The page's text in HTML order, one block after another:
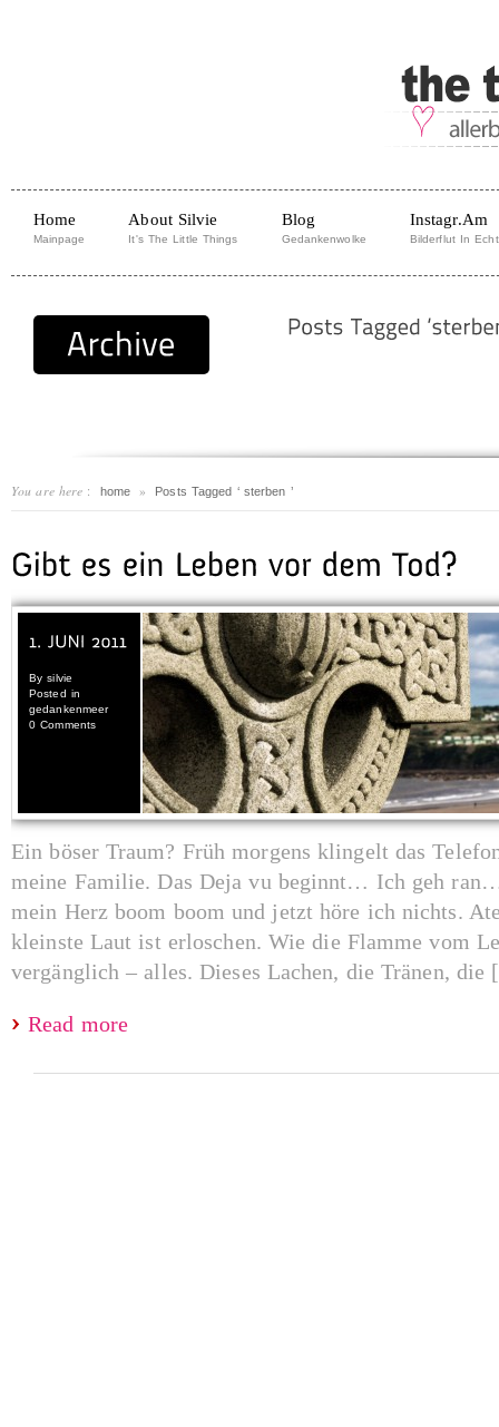
Home
Mainpage
About Silvie
It's The Little Things
Blog
Gedankenwolke
Instagr.am
Bilderflut In
You are here : home » Posts Tagged ‘ sterben ’
Bysilvie
Posted in
gedankenmeer
0 Comments
Ein böser Traum? Früh morgens klingelt das
meine Familie. Das Deja vu beginnt… Ich geh
mein Herz boom boom und jetzt höre ich nichts.
kleinste Laut ist erloschen. Wie die Flamme vom
vergänglich – alles. Dieses Lachen, die Tränen, die
Read more